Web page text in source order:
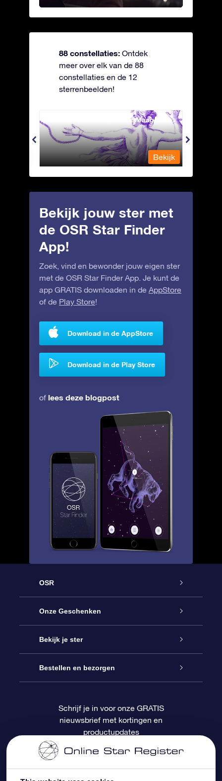
88 constellaties: Ontdek
meer over elk van de 88
constellaties en de 12
sterrenbeelden!
Andromeda - Geketende Maagd
Bekijk
Bekijk jouw ster met
de OSR Star Finder
App!
Zoek, vind en bewonder jouw eigen ster
met de OSR Star Finder App. Je kunt de
app GRATIS downloaden in de AppStore
of de Play Store!
Download in de AppStore
Download in de Play Store
of lees deze blogpost
OSR
Service
Contact
Blog
OSR Recensies
Onze Geschenken
Online Star Gift
OSR Cadeaupakket
OSR Cadeaukaart
Relatiegeschenken
Bekijk je ster
Sterrenregister
Gepersonaliseerde sterrenpagina
One Million Stars
OSR Starsaver
Bestellen en bezorgen
Betalingsinformatie
Verzendinformatie
Retourbeleid
Schrijf je in voor onze GRATIS
nieuwsbrief met kortingen en
productupdates